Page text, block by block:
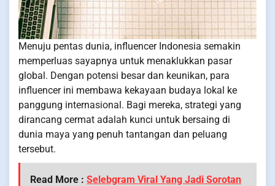
Menuju pentas dunia, influencer Indonesia semakin
memperluas sayapnya untuk menaklukkan pasar
global. Dengan potensi besar dan keunikan, para
influencer ini membawa kekayaan budaya lokal ke
panggung internasional. Bagi mereka, strategi yang
dirancang cermat adalah kunci untuk bersaing di
dunia maya yang penuh tantangan dan peluang
tersebut.
Read More : Selebgram Viral Yang Jadi Sorotan